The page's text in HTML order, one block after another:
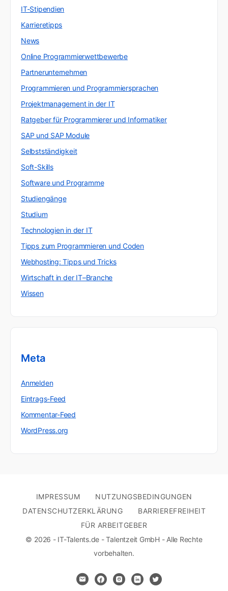
IT-Stipendien
Karrieretipps
News
Online Programmierwettbewerbe
Partnerunternehmen
Programmieren und Programmiersprachen
Projektmanagement in der IT
Ratgeber für Programmierer und Informatiker
SAP und SAP Module
Selbstständigkeit
Soft-Skills
Software und Programme
Studiengänge
Studium
Technologien in der IT
Tipps zum Programmieren und Coden
Webhosting: Tipps und Tricks
Wirtschaft in der IT–Branche
Wissen
Meta
Anmelden
Eintrags-Feed
Kommentar-Feed
WordPress.org
IMPRESSUM
NUTZUNGSBEDINGUNGEN
DATENSCHUTZERKLÄRUNG
BARRIEREFREIHEIT
FÜR ARBEITGEBER
© 2026 - IT-Talents.de - Talentzeit GmbH - Alle Rechte
vorbehalten.